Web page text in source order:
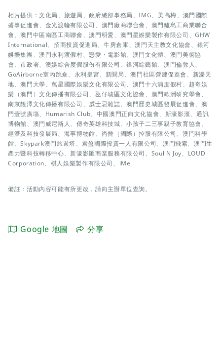
相片提供：文化局、旅遊局、政府總部事務局、IMG、美高梅、澳門國際
盛事促進會、金光渡輪有限公司、澳門廠商聯合會、澳門離島工商業聯合
會、澳門中區南區工商聯會、澳門明愛、澳門星娛樂製作有限公司、GHW
International、招商投資促進局、牛房倉庫、澳門天主教文化協會、銀河
娛樂集團、澳門永利渡假村、戀愛・電影館、澳門文化體、澳門美術協
會、市政署、澳娛綜合度假股份有限公司、銀河綜藝館、澳門倫敦人、
GoAirborne室內跳傘、永利皇宮、新聞局、澳門社區營建促進會、新濠天
地、澳門大學、萬星國際娛樂文化有限公司、澳門十六浦度假村、超奇娛
樂（澳門）文化傳播有限公司、氹仔城區文化協會、澳門歐洲研究學會、
南京靚澤文化傳播有限公司、威士忌雜誌、澳門歷史城區發展促進會、澳
門壹號廣塲、Humarish Club、中國澳門正向文化協會、新濠影滙、通訊
博物館、澳門威尼斯人、傳奇英雄科技城、小孩子二三事親子教育協會、
經濟及科技發展局、海事博物館、尚晉（國際）控股有限公司、澳門科學
館、Skypark澳門旅遊塔、君盈國際投資一人有限公司、澳門飛索、澳門生
產力暨科技轉移中心、新濠影匯商業服務有限公司、Soul N Joy、LOUD
Corporation、棋人娛樂製作有限公司、iMe
備註：活動內容可能有所更改，請向主辦單位查詢。
Google 地圖 分享